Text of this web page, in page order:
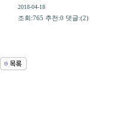
2018-04-18
조회:765 추천:0 댓글:(2)